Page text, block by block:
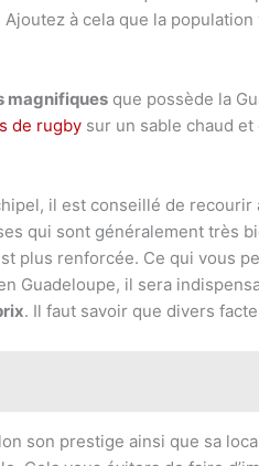
à cela que la
magnifiques que possède la
de rugby sur un sable chaud et
il est conseillé de
qui sont généralement très
plus renforcée. Ce qui vous
Guadeloupe, il sera
. Il faut savoir que divers
son prestige ainsi que sa